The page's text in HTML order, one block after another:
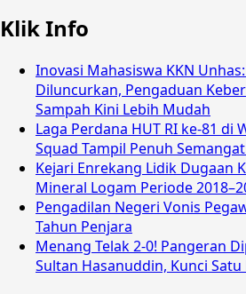
Klik Info
Inovasi Mahasiswa KKN
Diluncurkan, Pengaduan
Sampah Kini Lebih Mudah
Laga Perdana HUT RI ke-81 di
Squad Tampil Penuh
Kejari Enrekang Lidik Dugaan
Mineral Logam Periode
Pengadilan Negeri Vonis
Tahun Penjara
Menang Telak 2-0! Pangeran
Sultan Hasanuddin, Kunci